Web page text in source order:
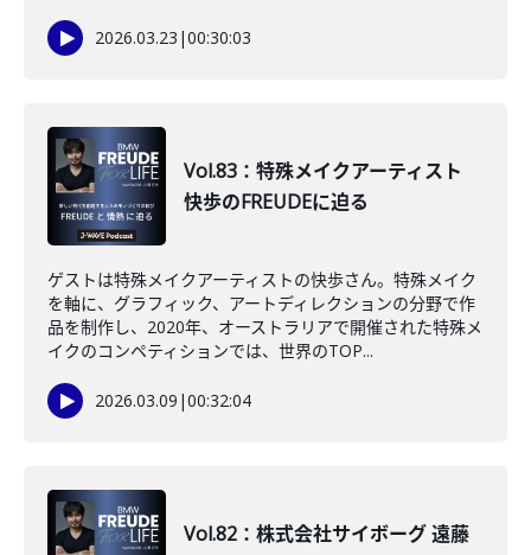
2026.03.23 |00:30:03
Vol.83：特殊メイクアーティスト
快歩のFREUDEに迫る
ゲストは特殊メイクアーティストの快歩さん。特殊メイク
を軸に、グラフィック、アートディレクションの分野で作
品を制作し、2020年、オーストラリアで開催された特殊メ
イクのコンペティションでは、世界のTOP...
2026.03.09 |00:32:04
Vol.82：株式会社サイボーグ 遠藤